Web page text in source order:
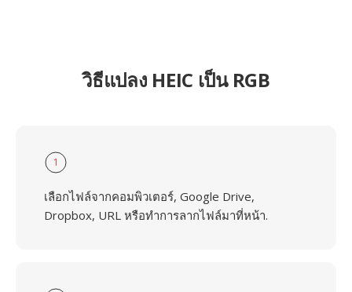
วิธีแปลง HEIC เป็น RGB
1
เลือกไฟล์จากคอมพิวเตอร์, Google Drive,
Dropbox, URL หรือทำการลากไฟล์มาที่หน้า.